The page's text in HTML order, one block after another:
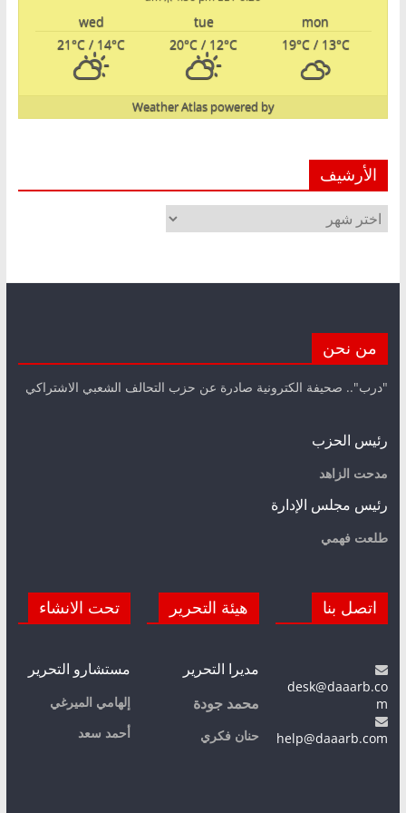
mon
tue
wed
19°C/ 13°C
20°C / 12°C
21°C / 14°C
powered by
Weather Atlas
الأرشيف
الأرشيف
من نحن
"درب".. صحيفة الكترونية صادرة عن حزب التحالف الشعبي الاشتراكي
رئيس الحزب
مدحت الزاهد
رئيس مجلس الإدارة
طلعت فهمي
اتصل بنا
desk@daaarb.co
m
help@daaarb.com
هيئة التحرير
مديرا التحرير
محمد جودة
حنان فكري
تحت الانشاء
مستشارو التحرير
إلهامي الميرغي
أحمد سعد